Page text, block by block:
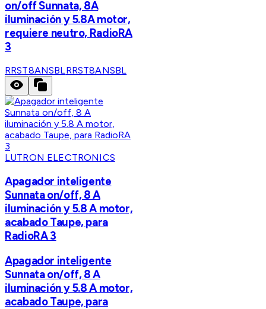
on/off Sunnata, 8A
iluminación y 5.8A motor,
requiere neutro, RadioRA
3
RRST8ANSBLRRST8ANSBL
LUTRON ELECTRONICS
Apagador inteligente
Sunnata on/off, 8 A
iluminación y 5.8 A motor,
acabado Taupe, para
RadioRA 3
Apagador inteligente
Sunnata on/off, 8 A
iluminación y 5.8 A motor,
acabado Taupe, para